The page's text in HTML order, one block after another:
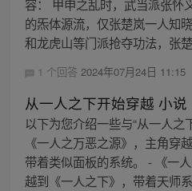
容： 甲申之乱时，武当派张怀
的炁体源流，仅张楚岚一人知
和龙虎山等门派抢夺功法，张
1 个回答 2024年07月24日 11:15
从一人之下开始穿越 小说
以下为您介绍一些与“从一人之
《一人之万恶之源》，主角穿
带着类似面板的系统。 - 《一
越到《一人之下》，带着天师